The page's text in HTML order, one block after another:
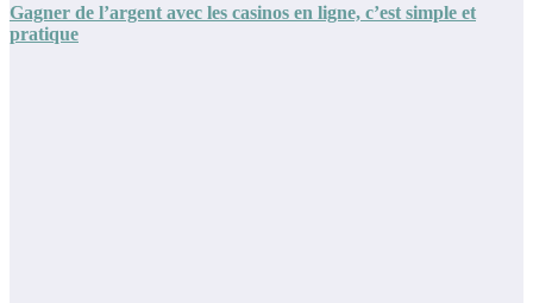
Gagner de l’argent avec les casinos en ligne, c’est simple et
pratique